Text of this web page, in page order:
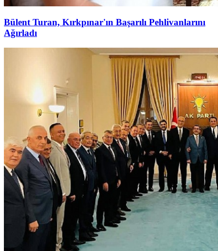
Bülent Turan, Kırkpınar'ın Başarılı Pehlivanlarını
Ağırladı